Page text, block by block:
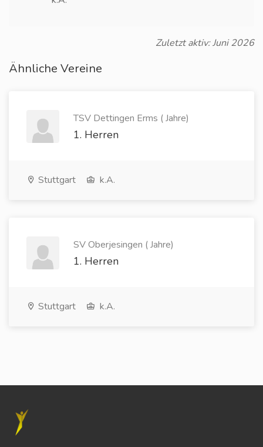
Zuletzt aktiv: Juni 2026
Ähnliche Vereine
TSV Dettingen Erms ( Jahre)
1. Herren
Stuttgart k.A.
SV Oberjesingen ( Jahre)
1. Herren
Stuttgart k.A.